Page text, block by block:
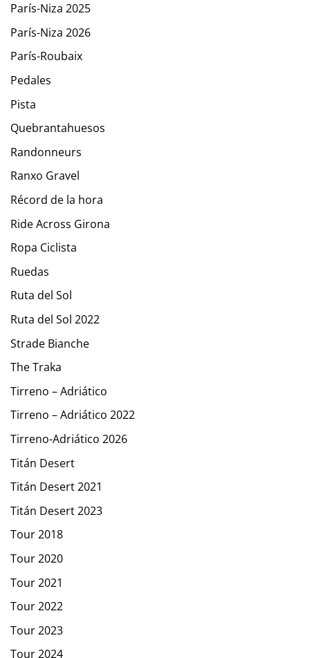
París-Niza 2025
París-Niza 2026
París-Roubaix
Pedales
Pista
Quebrantahuesos
Randonneurs
Ranxo Gravel
Récord de la hora
Ride Across Girona
Ropa Ciclista
Ruedas
Ruta del Sol
Ruta del Sol 2022
Strade Bianche
The Traka
Tirreno – Adriático
Tirreno – Adriático 2022
Tirreno-Adriático 2026
Titán Desert
Titán Desert 2021
Titán Desert 2023
Tour 2018
Tour 2020
Tour 2021
Tour 2022
Tour 2023
Tour 2024